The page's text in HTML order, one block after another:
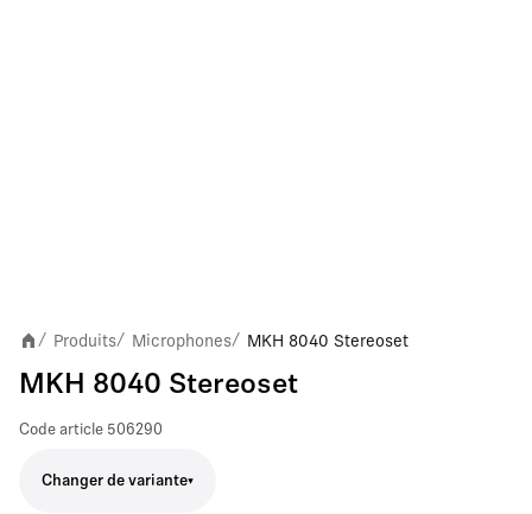
/ Produits/ Microphones/ MKH 8040 Stereoset
MKH 8040 Stereoset
Code article 506290
Changer de variante